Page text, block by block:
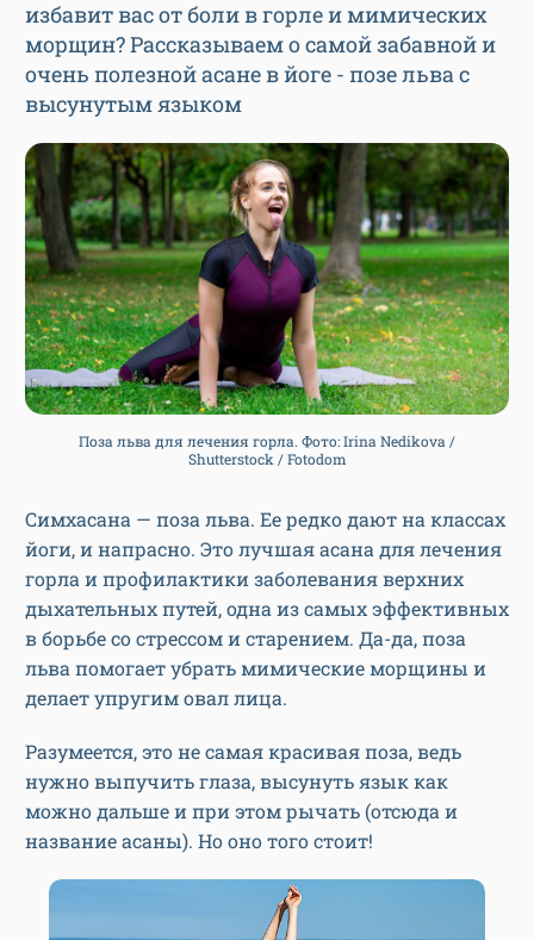
избавит вас от боли в горле и мимических
морщин? Рассказываем о самой забавной и
очень полезной асане в йоге - позе льва с
высунутым языком
Поза льва для лечения горла. Фото: Irina Nedikova /
Shutterstock / Fotodom
Симхасана — поза льва. Ее редко дают на классах
йоги, и напрасно. Это лучшая асана для лечения
горла и профилактики заболевания верхних
дыхательных путей, одна из самых эффективных
в борьбе со стрессом и старением. Да-да, поза
льва помогает убрать мимические морщины и
делает упругим овал лица.
Разумеется, это не самая красивая поза, ведь
нужно выпучить глаза, высунуть язык как
можно дальше и при этом рычать (отсюда и
название асаны). Но оно того стоит!